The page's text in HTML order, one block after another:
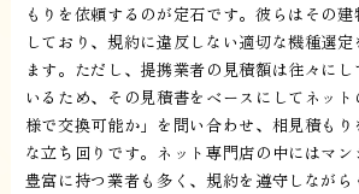
もりを依頼するのが定石です。彼らはその
しており、規約に違反しない適切な機種選
ます。ただし、提携業者の見積額は往々に
いるため、その見積書をベースにしてネッ
様で交換可能か」を問い合わせ、相見積も
な立ち回りです。ネット専門店の中にはマ
豊富に持つ業者も多く、規約を遵守しながら